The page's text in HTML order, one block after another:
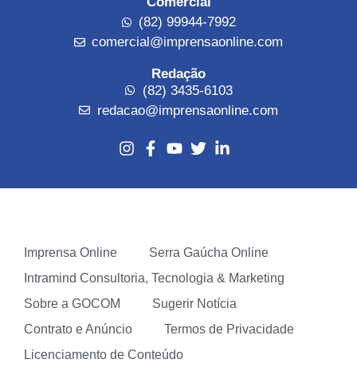
(82) 99944-7992
comercial@imprensaonline.com
Redação
(82) 3435-6103
redacao@imprensaonline.com
Imprensa Online
Serra Gaúcha Online
Intramind Consultoria, Tecnologia & Marketing
Sobre a GOCOM
Sugerir Notícia
Contrato e Anúncio
Termos de Privacidade
Licenciamento de Conteúdo